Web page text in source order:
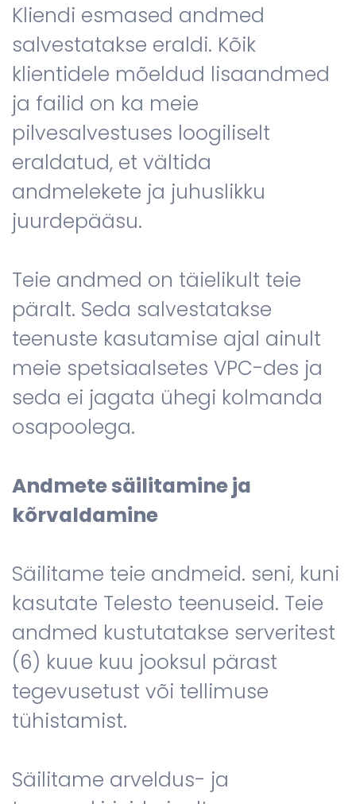
Kliendi esmased andmed
salvestatakse eraldi. Kõik
klientidele mõeldud lisaandmed
ja failid on ka meie
pilvesalvestuses loogiliselt
eraldatud, et vältida
andmelekete ja juhuslikku
juurdepääsu.
Teie andmed on täielikult teie
päralt. Seda salvestatakse
teenuste kasutamise ajal ainult
meie spetsiaalsetes VPC-des ja
seda ei jagata ühegi kolmanda
osapoolega.
Andmete säilitamine ja
kõrvaldamine
Säilitame teie andmeid. seni, kuni
kasutate Telesto teenuseid. Teie
andmed kustutatakse serveritest
(6) kuue kuu jooksul pärast
tegevusetust või tellimuse
tühistamist.
Säilitame arveldus- ja